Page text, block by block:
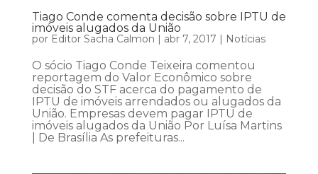
Tiago Conde comenta decisão sobre IPTU de
imóveis alugados da União
por Editor Sacha Calmon | abr 7, 2017 | Notícias
O sócio Tiago Conde Teixeira comentou
reportagem do Valor Econômico sobre
decisão do STF acerca do pagamento de
IPTU de imóveis arrendados ou alugados da
União. Empresas devem pagar IPTU de
imóveis alugados da União Por Luísa Martins
| De Brasília As prefeituras...